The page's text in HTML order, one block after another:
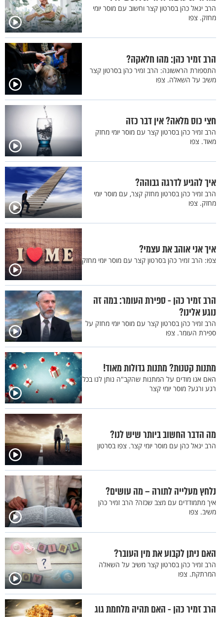
הרב יגאל כהן בסרטון קצר וחשוב עם מוסר יומי
מחזק. צפו
הרב זמיר כהן: מהו חלאקה?
התספורת הראשונה: הרב זמיר כהן בסרטון קצר
משיב על השאלה. צפו
חצי כוס מלאה? אין דבר כזה
הרב זמיר כהן בסרטון קצר עם מוסר יומי מחזק
מאוד. צפו
איך להגיע לדרגה גבוהה?
הרב זמיר כהן בסרטון מחזק קצר, עם מוסר יומי
מחזק. צפו
איך אני אוהב את עצמי?
צפו: הרב זמיר כהן בסרטון קצר עם מוסר יומי מחזק
הרב זמיר כהן - ספירת העומר: במה זה
נוגע אלינו?
הרב זמיר כהן בסרטון קצר עם מוסר יומי מחזק על
ספירת העומר. צפו
מתנות קטנות? מתנות גדולות מאוד!
האם אנו מודים על המתנות שהקב"ה נותן לנו בכל
רגע ורגע? מוסר יומי קצר
מה הדבר החשוב ביותר שיש לנו?
הרב יגאל כהן עם מוסר יומי קצר. צפו בסרטון
נלחץ מעלייה לתורה – מה עושים?
איך מתמודדים עם מצב שכזה? הרב זמיר כהן
משיב. צפו
האם ניתן לקבוע את מין העובר?
הרב זמיר כהן בסרטון קצר משיב על השאלה
המרתקת. צפו
הרב זמיר כהן - האם תהיה מלחמת גוג